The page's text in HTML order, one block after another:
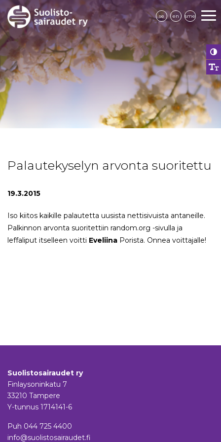
se en sme
Palautekyselyn arvonta suoritettu
19.3.2015
Iso kiitos kaikille palautetta uusista nettisivuista antaneille.
Palkinnon arvonta suoritettiin random.org -sivulla ja
leffaliput itselleen voitti Eveliina Porista. Onnea voittajalle!
Suolistosairaudet ry
Finlaysoninkatu 7
33210 Tampere
Y-tunnus 1714141-6
Puh 044 725 4400
info@suolistosairaudet.fi